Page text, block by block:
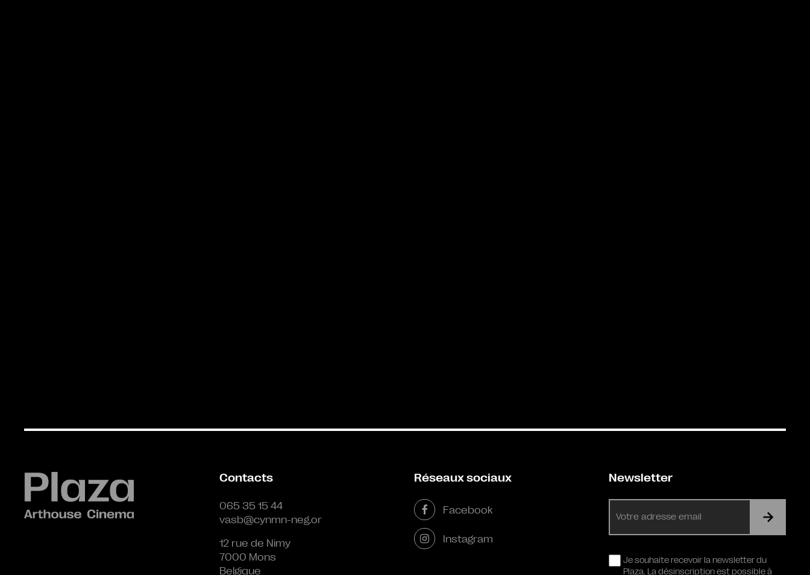
Contacts
065 35 15 44
vasb@cynmn-neg.or
12 rue de Nimy
7000 Mons
Belgique
Réseaux sociaux
Facebook
Instagram
Newsletter
mail
RGPDJe souhaite recevoir la newsletter du
Plaza. La désinscription est possible à